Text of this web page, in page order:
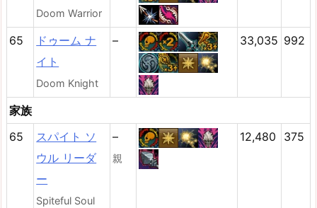
Doom Warrior
65
ドゥーム ナ
イト
Doom Knight
– 33,035 992
家族
65
スパイト ソ
ウル リーダ
ー
Spiteful Soul
–
親
12,480 375